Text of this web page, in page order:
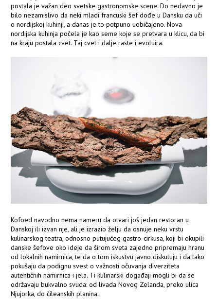
postala je važan deo svetske gastronomske scene. Do nedavno je
bilo nezamislivo da neki mladi francuski šef dođe u Dansku da uči
o nordijskoj kuhinji, a danas je to potpuno uobičajeno. Nova
nordijska kuhinja počela je kao seme koje se pretvara u klicu, da bi
na kraju postala cvet. Taj cvet i dalje raste i evoluira.
Kofoed navodno nema nameru da otvari još jedan restoran u
Danskoj ili izvan nje, ali je izrazio želju da osnuje neku vrstu
kulinarskog teatra, odnosno putujućeg gastro-cirkusa, koji bi okupili
danske šefove oko ideje da širom sveta zajedno pripremaju hranu
od lokalnih namirnica, te da o tom iskustvu javno diskutuju i da tako
pokušaju da podignu svest o važnosti očuvanja diverziteta
autentičnih namirnica i jela. Ti kulinarski događaji mogli bi da se
održavaju bukvalno svuda: od livada Novog Zelanda, preko ulica
Njujorka, do čileanskih planina.